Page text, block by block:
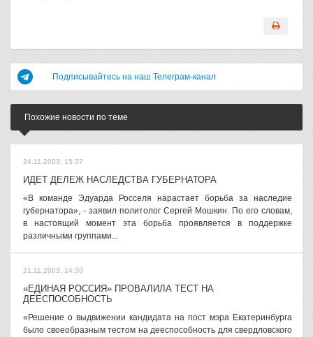
Подписывайтесь на наш Телеграм-канал
Похожие новости по теме
24.11.2003, 15:37
ИДЕТ ДЕЛЕЖ НАСЛЕДСТВА ГУБЕРНАТОРА
«В команде Эдуарда Росселя нарастает борьба за наследие
губернатора», - заявил политолог Сергей Мошкин. По его словам,
в настоящий момент эта борьба проявляется в поддержке
различными группами...
21.11.2003, 14:30
«ЕДИНАЯ РОССИЯ» ПРОВАЛИЛА ТЕСТ НА
ДЕЕСПОСОБНОСТЬ
«Решение о выдвижении кандидата на пост мэра Екатеринбурга
было своеобразным тестом на дееспособность для свердловского